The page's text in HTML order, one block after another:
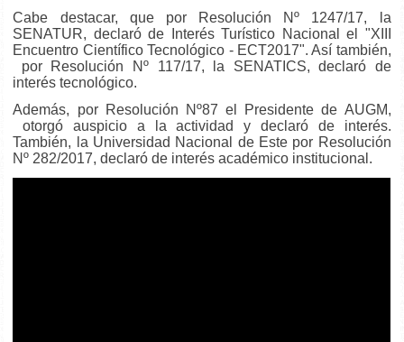
Cabe destacar, que por Resolución Nº 1247/17, la
SENATUR, declaró de Interés Turístico Nacional el "XIII
Encuentro Científico Tecnológico - ECT2017". Así también,
por Resolución Nº 117/17, la SENATICS, declaró de
interés tecnológico.
Además, por Resolución Nº87 el Presidente de AUGM,
otorgó auspicio a la actividad y declaró de interés.
También, la Universidad Nacional de Este por Resolución
Nº 282/2017, declaró de interés académico institucional.